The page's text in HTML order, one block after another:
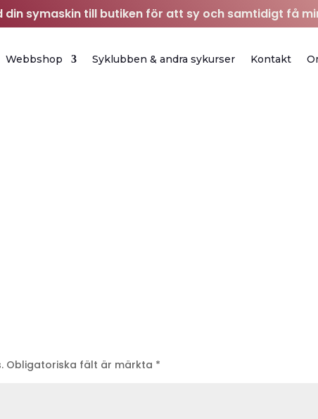
din symaskin till butiken för att sy och samtidigt få
Webbshop Syklubben & andra sykurser Kontakt
Obligatoriska fält är märkta *